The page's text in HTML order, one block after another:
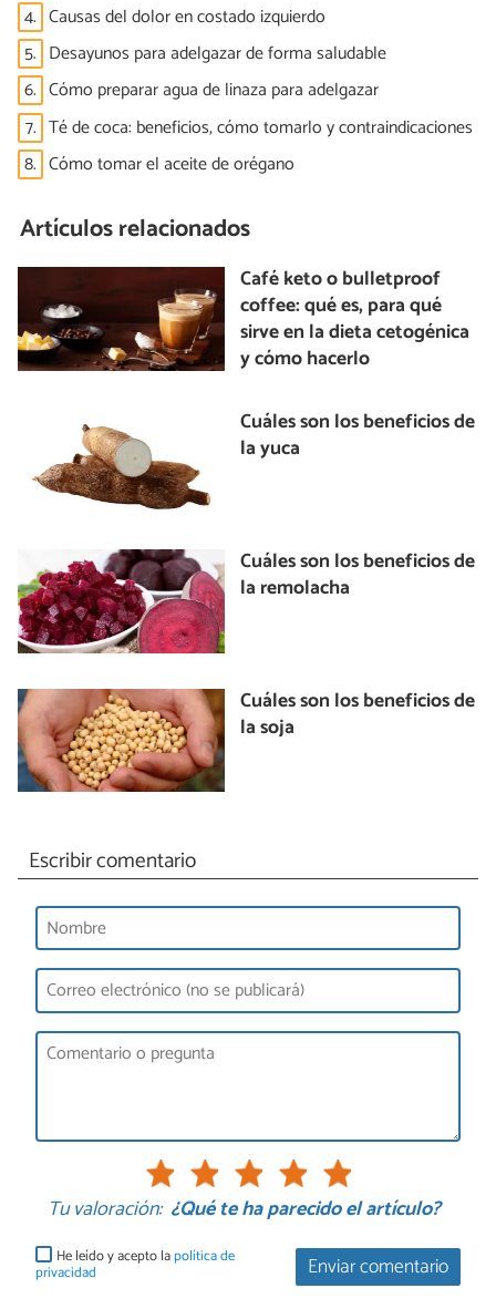
4. Causas del dolor en costado izquierdo
5. Desayunos para adelgazar de forma saludable
6. Cómo preparar agua de linaza para adelgazar
7. Té de coca: beneficios, cómo tomarlo y contraindicaciones
8. Cómo tomar el aceite de orégano
Artículos relacionados
Café keto o bulletproof
coffee: qué es, para qué
sirve en la dieta cetogénica
y cómo hacerlo
Cuáles son los beneficios de
la yuca
Cuáles son los beneficios de
la remolacha
Cuáles son los beneficios de
la soja
Escribir comentario
Tu valoración: ¿Qué te ha parecido el artículo?
Enviar comentario
He leído y acepto lapolítica de
privacidad